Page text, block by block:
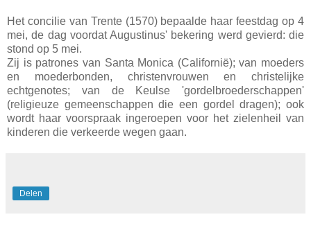
Het concilie van Trente (1570) bepaalde haar feestdag op 4
mei, de dag voordat Augustinus' bekering werd gevierd: die
stond op 5 mei.
Zij is patrones van Santa Monica (Californië); van moeders
en moederbonden, christenvrouwen en christelijke
echtgenotes; van de Keulse 'gordelbroederschappen'
(religieuze gemeenschappen die een gordel dragen); ook
wordt haar voorspraak ingeroepen voor het zielenheil van
kinderen die verkeerde wegen gaan.
Delen